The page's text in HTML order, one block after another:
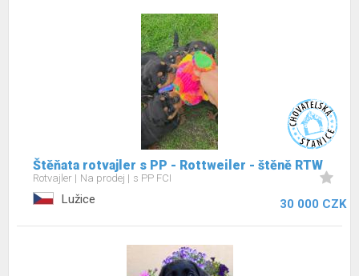
Štěňata rotvajler s PP - Rottweiler - štěně RTW
Rotvajler Na prodej s PP FCI
Lužice 30 000 CZK